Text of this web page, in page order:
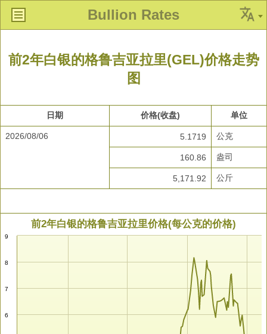
Bullion Rates
前2年白银的格鲁吉亚拉里(GEL)价格走势
图
日期 价格(收盘) 单位
2026/08/06 5.1719 公克
160.86 盎司
5,171.92 公斤
前2年白银的格鲁吉亚拉里价格(每公克的价格)
6
7
8
9